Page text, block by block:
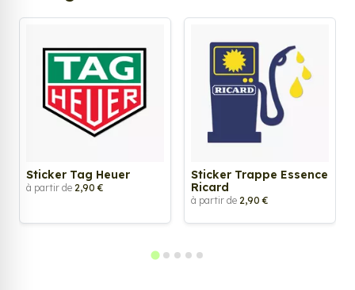
Sticker Tag Heuer
à partir de 2,90 €
Sticker Trappe Essence
Ricard
à partir de 2,90 €